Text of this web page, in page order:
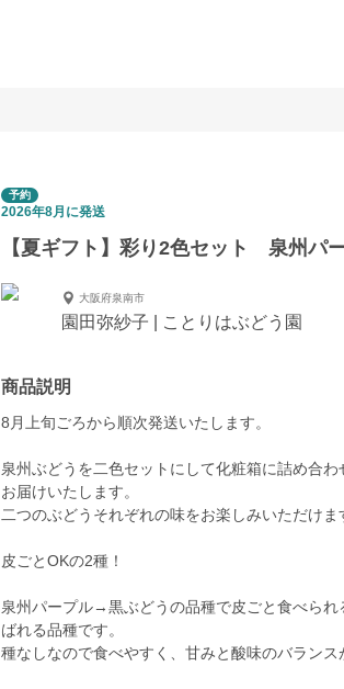
予約
2026年8月に発送
【夏ギフト】彩り2色セット 泉州パ
大阪府泉南市
園田弥紗子 | ことりはぶどう園
商品説明
8月上旬ごろから順次発送いたします。
泉州ぶどうを二色セットにして化粧箱に詰め合わ
お届けいたします。
二つのぶどうそれぞれの味をお楽しみいただけま
皮ごとOKの2種！
泉州パープル→黒ぶどうの品種で皮ごと食べら
ばれる品種です。
種なしなので食べやすく、甘みと酸味のバラン